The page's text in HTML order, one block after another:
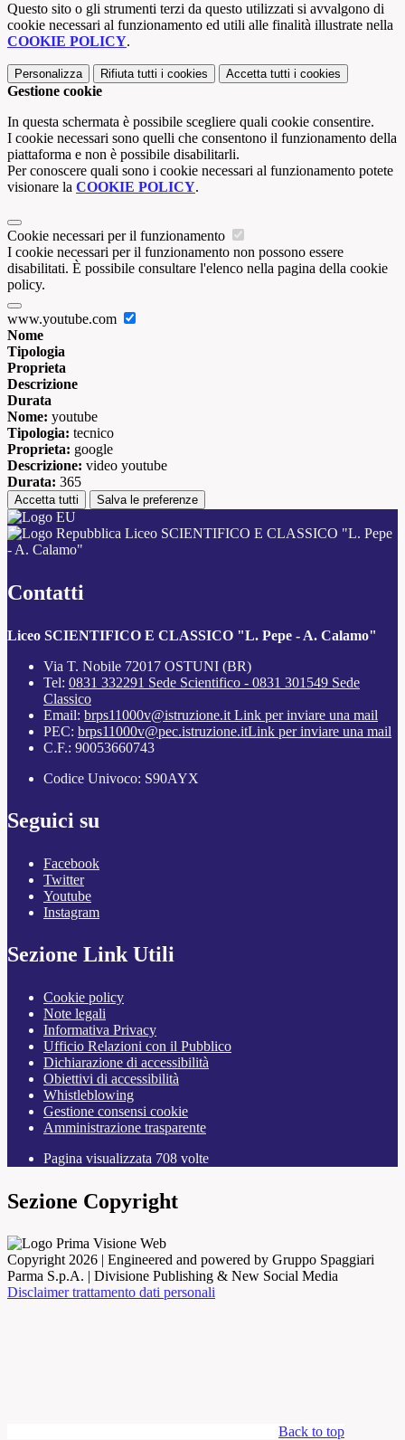
Questo sito o gli strumenti terzi da questo utilizzati si avvalgono di
cookie necessari al funzionamento ed utili alle finalità illustrate nella
COOKIE POLICY.
Personalizza Rifiuta tutti i cookies Accetta tutti i cookies
Gestione cookie
In questa schermata è possibile scegliere quali cookie consentire.
I cookie necessari sono quelli che consentono il funzionamento della
piattaforma e non è possibile disabilitarli.
Per conoscere quali sono i cookie necessari al funzionamento potete
visionare la COOKIE POLICY.
Cookie necessari per il funzionamento
I cookie necessari per il funzionamento non possono essere
disabilitati. È possibile consultare l'elenco nella pagina della cookie
policy.
www.youtube.com
Nome
Tipologia
Proprieta
Descrizione
Durata
Nome: youtube
Tipologia: tecnico
Proprieta: google
Descrizione: video youtube
Durata: 365
Accetta tutti Salva le preferenze
Liceo SCIENTIFICO E CLASSICO "L. Pepe
- A. Calamo"
Contatti
Liceo SCIENTIFICO E CLASSICO "L. Pepe - A. Calamo"
Via T. Nobile 72017 OSTUNI (BR)
Tel: 0831 332291 Sede Scientifico - 0831 301549 Sede
Classico
Email: brps11000v@istruzione.it Link per inviare una mail
PEC: brps11000v@pec.istruzione.itLink per inviare una mail
C.F.: 90053660743
Codice Univoco: S90AYX
Seguici su
Facebook
Twitter
Youtube
Instagram
Sezione Link Utili
Cookie policy
Note legali
Informativa Privacy
Ufficio Relazioni con il Pubblico
Dichiarazione di accessibilità
Obiettivi di accessibilità
Whistleblowing
Gestione consensi cookie
Amministrazione trasparente
Pagina visualizzata 708 volte
Sezione Copyright
Copyright 2026 | Engineered and powered by Gruppo Spaggiari
Parma S.p.A. | Divisione Publishing & New Social Media
Disclaimer trattamento dati personali
Back to top